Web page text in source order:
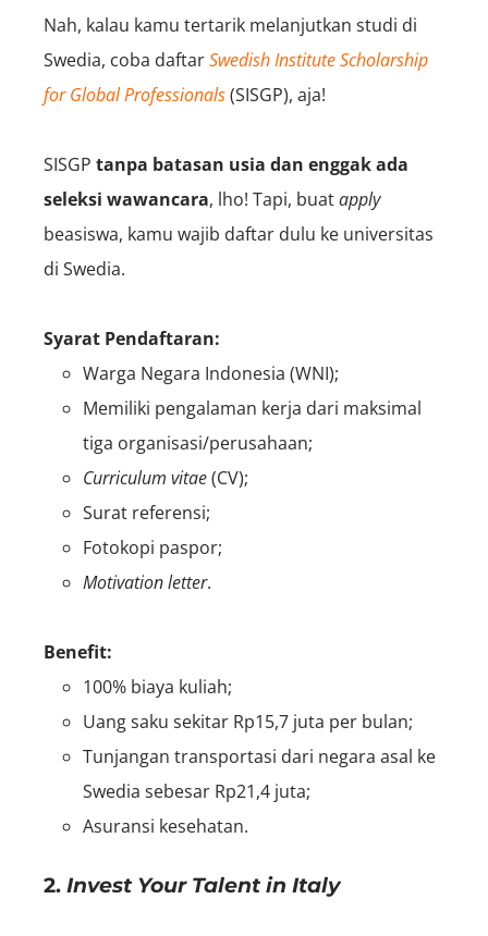
Nah, kalau kamu tertarik melanjutkan studi di
Swedia, coba daftarSwedish Institute Scholarship
for Global Professionals(SISGP), aja!
SISGP tanpa batasan usia dan enggak ada
seleksi wawancara, lho! Tapi, buatapply
beasiswa, kamu wajib daftar dulu ke universitas
di Swedia.
Syarat Pendaftaran:
Warga Negara Indonesia (WNI);
Memiliki pengalaman kerja dari maksimal
tiga organisasi/perusahaan;
Curriculum vitae(CV);
Surat referensi;
Fotokopi paspor;
Motivation letter.
Benefit:
100% biaya kuliah;
Uang saku sekitar Rp15,7 juta per bulan;
Tunjangan transportasi dari negara asal ke
Swedia sebesar Rp21,4 juta;
Asuransi kesehatan.
2. Invest Your Talent in Italy